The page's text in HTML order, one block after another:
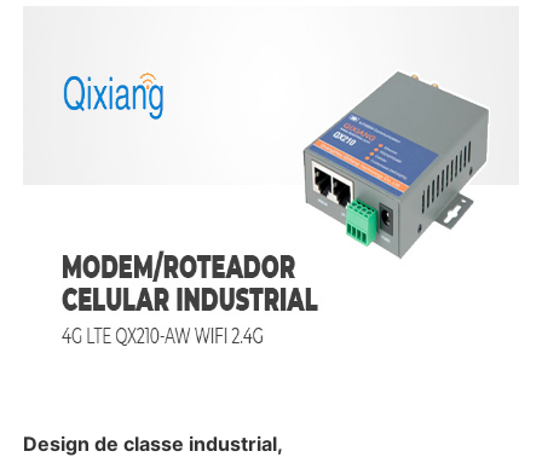
Design de classe industrial,